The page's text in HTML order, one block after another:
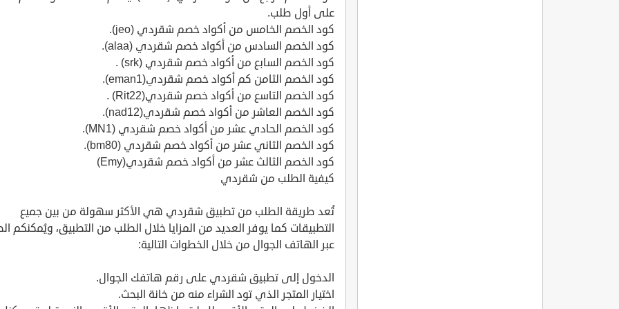
على أول طلب.
كود الخصم الخامس من أكواد خصم شقردي (jeo).
كود الخصم السادس من أكواد خصم شقردي (alaa).
كود الخصم السابع من أكواد خصم شقردي (srk) .
كود الخصم الثامن كم أكواد خصم شقردي(eman1).
كود الخصم التاسع من أكواد خصم شقردي(Rit22) .
كود الخصم العاشر من أكواد خصم شقردي(nad12).
كود الخصم الحادي عشر من أكواد خصم شقردي (MN1).
كود الخصم الثاني عشر من أكواد خصم شقردي (bm80).
كود الخصم الثالث عشر من أكواد خصم شقردي(Emy)
كيفية الطلب من شقردي
تُعد طريقة الطلب من تطبيق شقردي هي الأكثر سهولة من بين جميع
التطبيقات كما يوفر العديد من المزايا خلال الطلب من التطبيق، ويُمكنكم
عبر الهاتف الجوال من خلال الخطوات التالية:
الدخول إلى تطبيق شقردي على رقم هاتفك الجوال.
اختيار المتجر الذي تود الشراء منه من خانة البحث.